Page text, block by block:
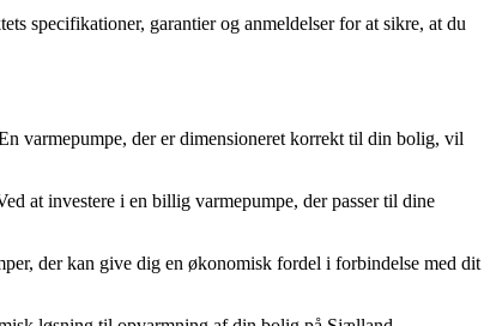
specifikationer, garantier og anmeldelser for at sikre, at du
varmepumpe, der er dimensioneret korrekt til din bolig, vil
at investere i en billig varmepumpe, der passer til dine
der kan give dig en økonomisk fordel i forbindelse med dit